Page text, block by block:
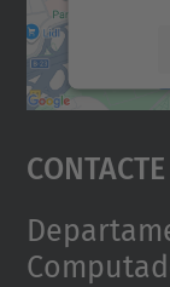
Contacte